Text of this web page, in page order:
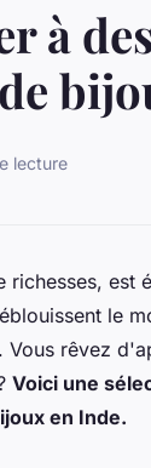
à
lecture
richesses,
le
Vous rêvez
Voici une
en Inde.